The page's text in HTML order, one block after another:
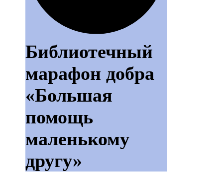
Библиотечный
марафон добра
«Большая
помощь
маленькому
другу»